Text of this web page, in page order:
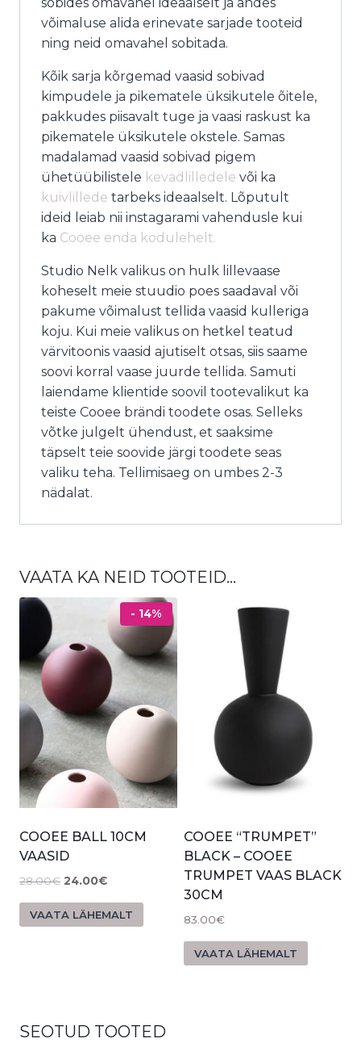
võimaluse alida erinevate sarjade tooteid
ning neid omavahel sobitada.
Kõik sarja kõrgemad vaasid sobivad
kimpudele ja pikematele üksikutele õitele,
pakkudes piisavalt tuge ja vaasi raskust ka
pikematele üksikutele okstele. Samas
madalamad vaasid sobivad pigem
ühetüübilistele kevadlilledele või ka
kuivlillede tarbeks ideaalselt. Lõputult
ideid leiab nii instagarami vahendusle kui
ka Cooee enda kodulehelt.
Studio Nelk valikus on hulk lillevaase
koheselt meie stuudio poes saadaval või
pakume võimalust tellida vaasid kulleriga
koju. Kui meie valikus on hetkel teatud
värvitoonis vaasid ajutiselt otsas, siis saame
soovi korral vaase juurde tellida. Samuti
laiendame klientide soovil tootevalikut ka
teiste Cooee brändi toodete osas. Selleks
võtke julgelt ühendust, et saaksime
täpselt teie soovide järgi toodete seas
valiku teha. Tellimisaeg on umbes 2-3
nädalat.
VAATA KA NEID TOOTEID…
- 14%
COOEE BALL 10CM
VAASID
28.00€ 24.00€
VAATA LÄHEMALT
COOEE “TRUMPET”
BLACK – COOEE
TRUMPET VAAS BLACK
30CM
83.00€
VAATA LÄHEMALT
SEOTUD TOOTED